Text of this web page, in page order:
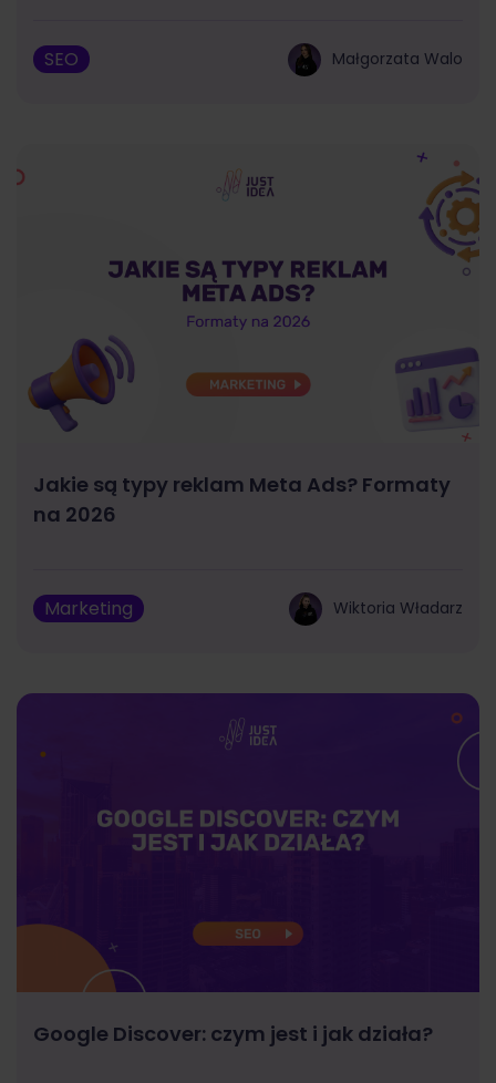
SEO Małgorzata Walo
Jakie są typy reklam Meta Ads? Formaty
na 2026
Marketing Wiktoria Władarz
Google Discover: czym jest i jak działa?